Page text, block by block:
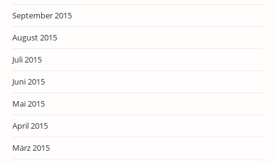
September 2015
August 2015
Juli 2015
Juni 2015
Mai 2015
April 2015
März 2015